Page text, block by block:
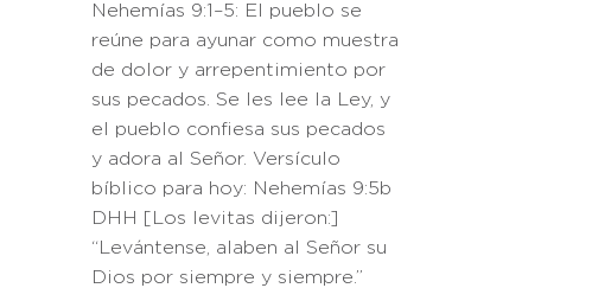
Nehemías 9:1–5: El pueblo se
reúne para ayunar como muestra
de dolor y arrepentimiento por
sus pecados. Se les lee la Ley, y
el pueblo confiesa sus pecados
y adora al Señor. Versículo
bíblico para hoy: Nehemías 9:5b
DHH [Los levitas dijeron:]
“Levántense, alaben al Señor su
Dios por siempre y siempre.”